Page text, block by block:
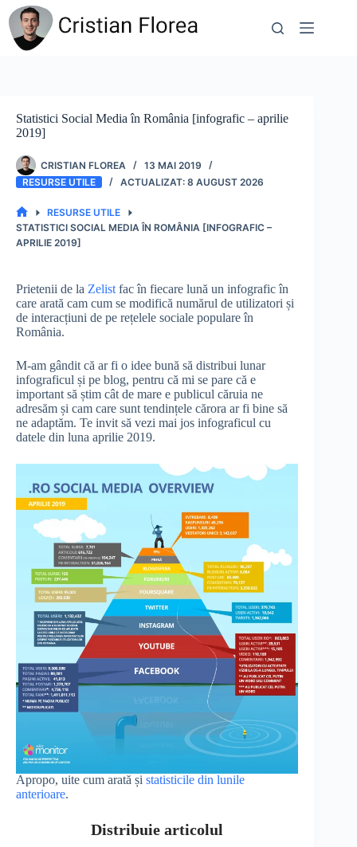
Sari
conținut
Statistici Social Media în România [infografic – aprilie
2019]
CRISTIAN FLOREA
13 MAI 2019
RESURSE UTILE
8 AUGUST 2026
PRIMA
PAGINĂ
RESURSE UTILE
STATISTICI SOCIAL MEDIA ÎN ROMÂNIA [INFOGRAFIC –
APRILIE 2019]
Prietenii de la Zelist fac în fiecare lună un infografic în
care arată cam cum se modifică numărul de utilizatori și
de interacțiuni de pe rețelele sociale populare în
România.
M-am gândit că ar fi o idee bună să distribui lunar
infograficul și pe blog, pentru că mi se pare că e
important să știm cât de mare e publicul căruia ne
adresăm și cam care sunt tendințele cărora ar fi bine să
ne adaptăm. Te invit să vezi mai jos infograficul cu
datele din luna aprilie 2019.
Apropo, uite cum arată și statisticile din lunile
anterioare.
Distribuie articolul